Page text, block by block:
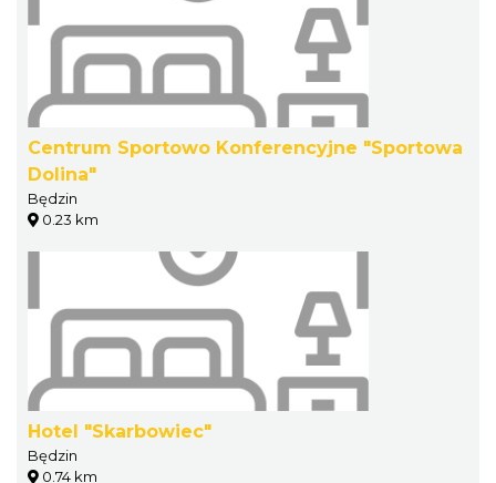
Centrum Sportowo Konferencyjne "Sportowa
Dolina"
Będzin
0.23 km
Hotel "Skarbowiec"
Będzin
0.74 km